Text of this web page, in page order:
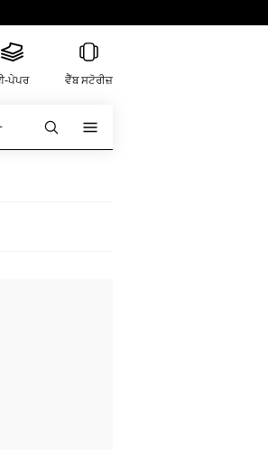
ਪੇਪਰ ਵੈੱਬ ਸਟੋਰੀਜ਼